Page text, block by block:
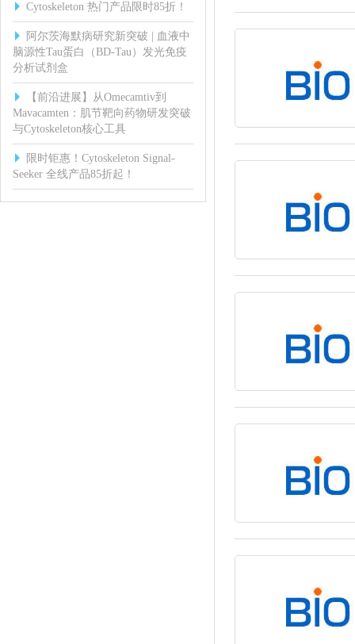
Cytoskeleton 热门产品限时85折！
阿尔茨海默病研究新突破 | 血液中
脑源性Tau蛋白（BD-Tau）发光免疫
分析试剂盒
【前沿进展】从Omecamtiv到
Mavacamten：肌节靶向药物研发突破
与Cytoskeleton核心工具
限时钜惠！Cytoskeleton Signal-
Seeker 全线产品85折起！